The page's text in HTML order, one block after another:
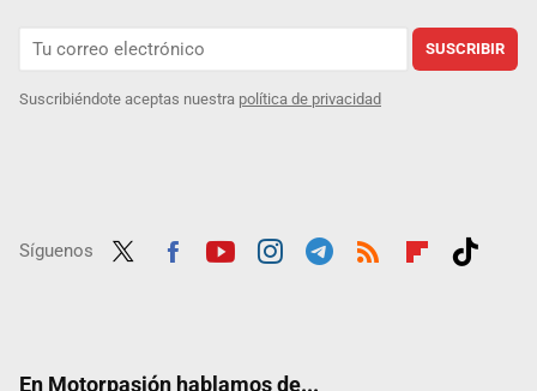
SUSCRIBIR
Suscribiéndote aceptas nuestra política de privacidad
Síguenos
En Motorpasión hablamos de...